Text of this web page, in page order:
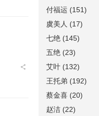
付福运 (151)
虞美人 (17)
七绝 (145)
五绝 (23)
艾叶 (132)
王托弟 (192)
蔡金喜 (20)
赵洁 (22)